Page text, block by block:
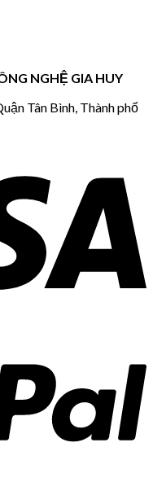
NGHỆ GIA HUY
Tân Bình, Thành phố